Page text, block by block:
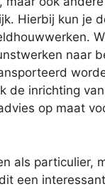
Hierbij kun je
naar
de inrichting
op maat
als particulier,
een